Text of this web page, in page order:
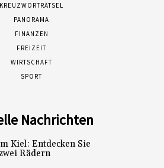
KREUZWORTRÄTSEL
PANORAMA
FINANZEN
FREIZEIT
WIRTSCHAFT
SPORT
Nachrichten
Kiel: Entdecken Sie
Rädern